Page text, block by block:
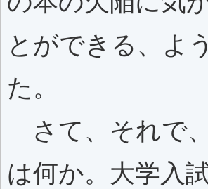
とができる、よ
た。
さて、それで
は何か。大学入